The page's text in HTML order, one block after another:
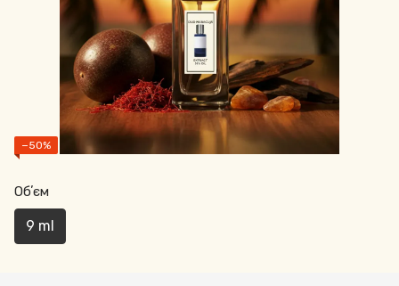
−50%
Обʼєм
9 ml